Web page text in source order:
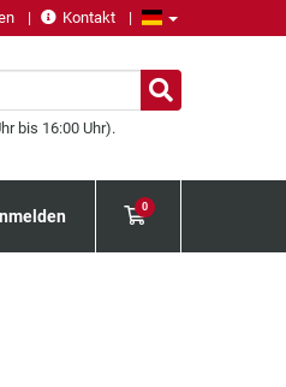
Kontakt
bis 16:00 Uhr).
0